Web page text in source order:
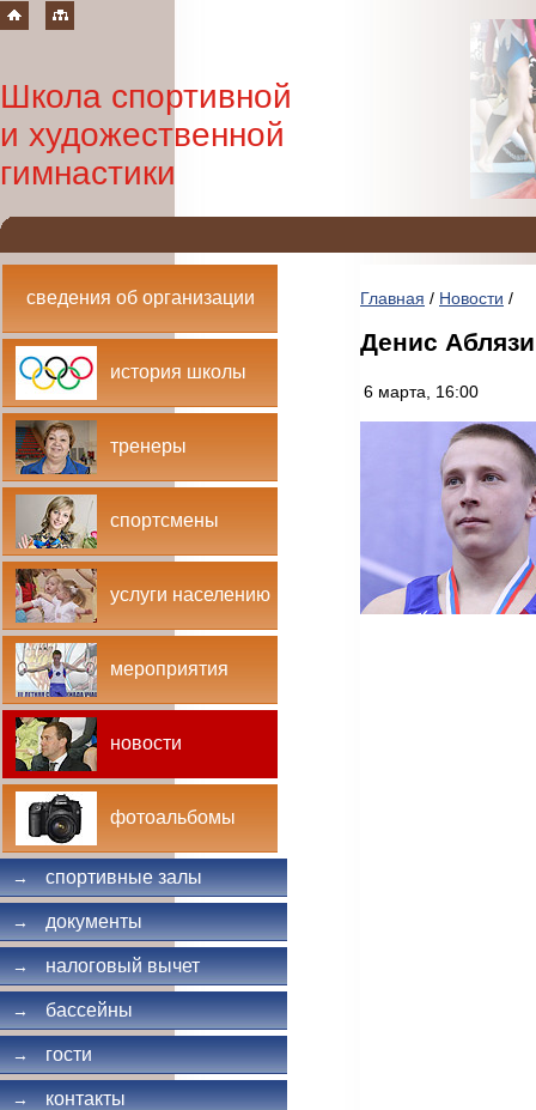
Школа спортивной
и художественной
гимнастики
сведения об организации
история школы
тренеры
спортсмены
услуги населению
мероприятия
новости
фотоальбомы
→ спортивные залы
→ документы
→ налоговый вычет
→ бассейны
→ гости
→ контакты
Главная / Новости /
Денис
6 марта, 16:00